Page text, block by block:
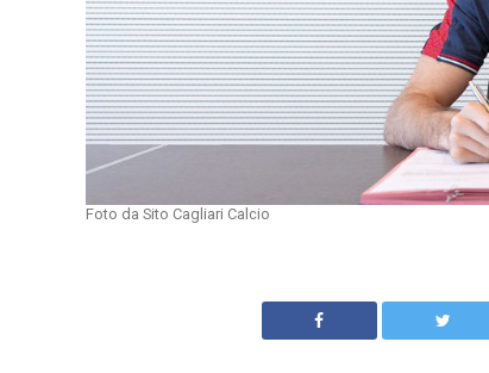
Foto da Sito Cagliari Calcio